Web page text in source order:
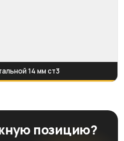
14 мм ст3
позицию?